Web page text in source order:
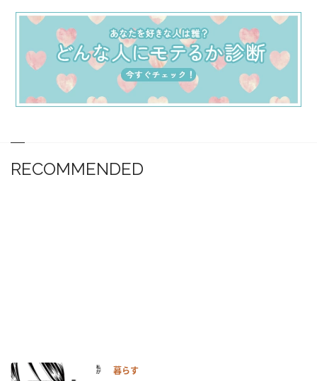
RECOMMENDED
暮らす